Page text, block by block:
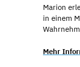
Marion
in einem
Mehr